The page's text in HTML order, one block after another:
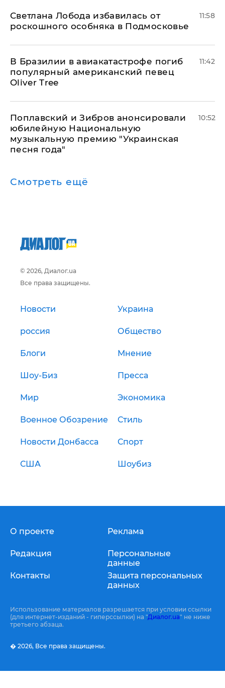
Светлана Лобода избавилась от
роскошного особняка в Подмосковье
11:58
В Бразилии в авиакатастрофе погиб
популярный американский певец
Oliver Tree
11:42
Поплавский и Зибров анонсировали
юбилейную Национальную
музыкальную премию "Украинская
песня года"
10:52
Смотреть ещё
© 2026, Диалог.ua
Все права защищены.
Новости Украина
россия Общество
Блоги Мнение
Шоу-Биз Пресса
Мир Экономика
Военное Обозрение Стиль
Новости Донбасса Спорт
США Шоубиз
О проекте
Редакция
Контакты
Реклама
Персональные
данные
Защита персональных
данных
Использование материалов разрешается при условии ссылки
(для интернет-изданий - гиперссылки) на "Диалог.ua" не ниже
третьего абзаца.
� 2026, Все права защищены.